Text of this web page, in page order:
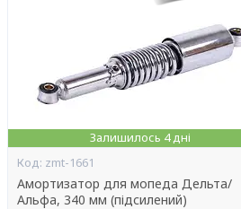
Залишилось 4 дні
zmt-1661
Амортизатор для мопеда Дельта/
Альфа, 340 мм (підсилений)